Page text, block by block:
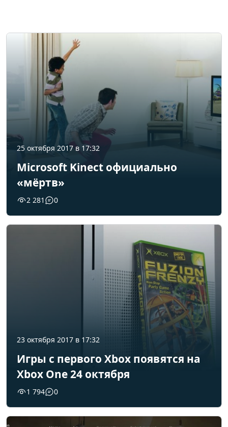
25 октября 2017 в 17:32
Microsoft Kinect официально
«мёртв»
2 281 0
23 октября 2017 в 17:32
Игры с первого Xbox появятся на
Xbox One 24 октября
1 794 0